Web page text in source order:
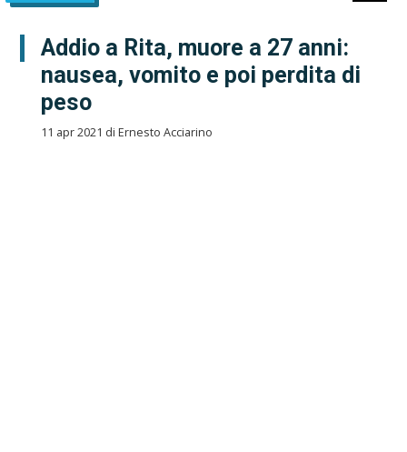
Addio a Rita, muore a 27 anni:
nausea, vomito e poi perdita di
peso
11 apr 2021 di Ernesto Acciarino